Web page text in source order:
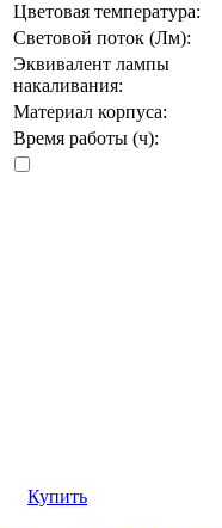
Цветовая температура:
Световой поток (Лм):
Эквивалент лампы
накаливания:
Материал корпуса:
Время работы (ч):
Купить